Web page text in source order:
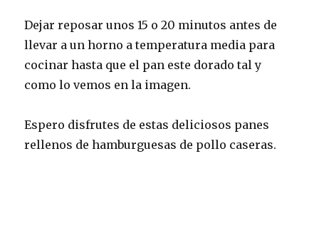
Dejar reposar unos 15 o 20 minutos antes de
llevar a un horno a temperatura media para
cocinar hasta que el pan este dorado tal y
como lo vemos en la imagen.
Espero disfrutes de estas deliciosos panes
rellenos de hamburguesas de pollo caseras.